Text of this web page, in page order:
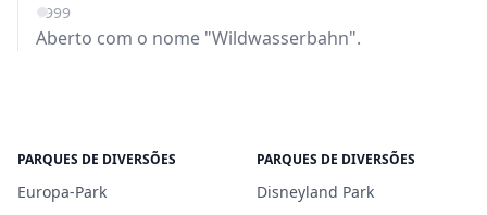
1999
Aberto com o nome "Wildwasserbahn".
PARQUES DE DIVERSÕES
Europa-Park
PARQUES DE DIVERSÕES
Disneyland Park